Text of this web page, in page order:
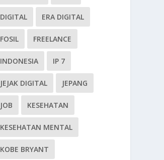
DIGITAL ERA DIGITAL
FOSIL FREELANCE
INDONESIA IP 7
JEJAK DIGITAL JEPANG
JOB KESEHATAN
KESEHATAN MENTAL
KOBE BRYANT